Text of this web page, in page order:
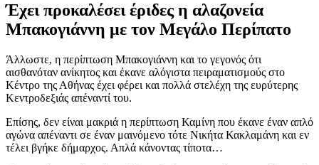
Έχει προκαλέσει έριδες η αλαζονεία
Μπακογιάννη με τον Μεγάλο Περίπατο
Άλλωστε, η περίπτωση Μπακογιάννη και το γεγονός ότι
αισθανόταν ανίκητος και έκανε αλόγιστα πειραματισμούς στο
Κέντρο της Αθήνας έχει φέρει και πολλά στελέχη της ευρύτερης
Κεντροδεξιάς απέναντί του.
Επίσης, δεν είναι μακριά η περίπτωση Καμίνη που έκανε έναν απλό
αγώνα απέναντι σε έναν μαινόμενο τότε Νικήτα Κακλαμάνη και εν
τέλει βγήκε δήμαρχος. Απλά κάνοντας τίποτα…